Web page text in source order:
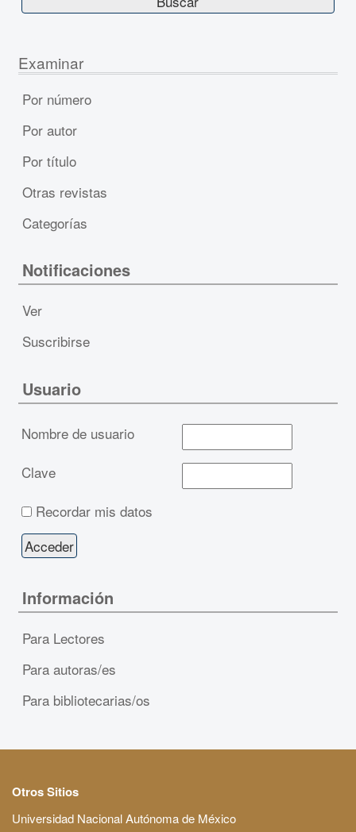
Examinar
Por número
Por autor
Por título
Otras revistas
Categorías
Notificaciones
Ver
Suscribirse
Usuario
Nombre de usuario
Clave
Recordar mis datos
Información
Para Lectores
Para autoras/es
Para bibliotecarias/os
Otros Sitios
Universidad Nacional Autónoma de México